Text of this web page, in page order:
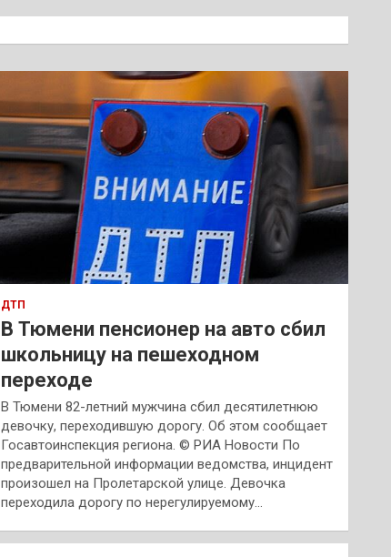
к
ДТП
В Тюмени пенсионер на авто сбил
школьницу на пешеходном
переходе
В Тюмени 82-летний мужчина сбил десятилетнюю
девочку, переходившую дорогу. Об этом сообщает
Госавтоинспекция региона. © РИА Новости По
предварительной информации ведомства, инцидент
произошел на Пролетарской улице. Девочка
переходила дорогу по нерегулируемому…